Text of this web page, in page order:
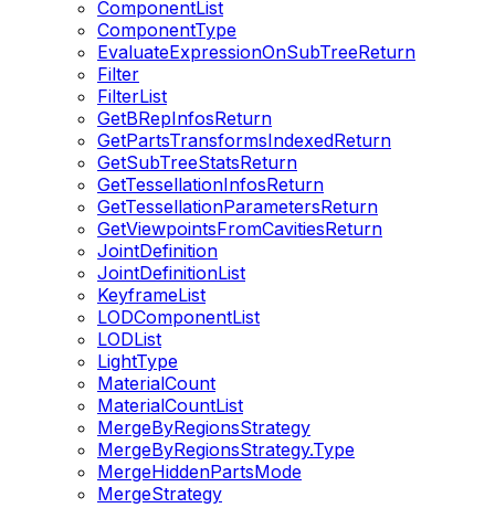
ComponentList
ComponentType
EvaluateExpressionOnSubTreeReturn
Filter
FilterList
GetBRepInfosReturn
GetPartsTransformsIndexedReturn
GetSubTreeStatsReturn
GetTessellationInfosReturn
GetTessellationParametersReturn
GetViewpointsFromCavitiesReturn
JointDefinition
JointDefinitionList
KeyframeList
LODComponentList
LODList
LightType
MaterialCount
MaterialCountList
MergeByRegionsStrategy
MergeByRegionsStrategy.Type
MergeHiddenPartsMode
MergeStrategy